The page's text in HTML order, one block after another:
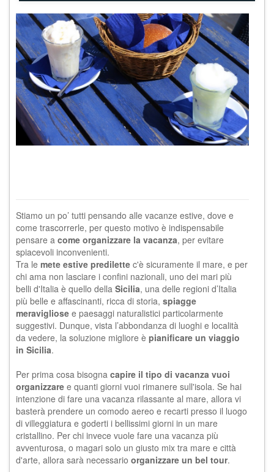
Stiamo un po’ tutti pensando alle vacanze estive, dove e
come trascorrerle, per questo motivo è indispensabile
pensare a come organizzare la vacanza, per evitare
spiacevoli inconvenienti.
Tra le mete estive predilette c'è sicuramente il mare, e per
chi ama non lasciare i confini nazionali, uno dei mari più
belli d'Italia è quello della Sicilia, una delle regioni d’Italia
più belle e affascinanti, ricca di storia, spiagge
meravigliose e paesaggi naturalistici particolarmente
suggestivi. Dunque, vista l’abbondanza di luoghi e località
da vedere, la soluzione migliore è pianificare un viaggio
in Sicilia.
Per prima cosa bisogna capire il tipo di vacanza vuoi
organizzare e quanti giorni vuoi rimanere sull'isola. Se hai
intenzione di fare una vacanza rilassante al mare, allora vi
basterà prendere un comodo aereo e recarti presso il luogo
di villeggiatura e goderti i bellissimi giorni in un mare
cristallino. Per chi invece vuole fare una vacanza più
avventurosa, o magari solo un giusto mix tra mare e città
d'arte, allora sarà necessario organizzare un bel tour.